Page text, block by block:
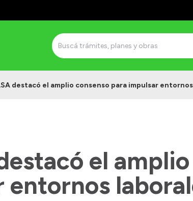
destacó el amplio consenso para impulsar
el
entornos